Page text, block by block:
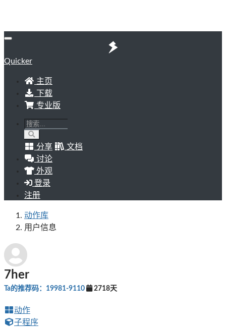
Quicker
主页
下载
专业版
分享
文档
讨论
外观
登录
注册
动作库
用户信息
7her
Ta的推荐码：19981-9110 2718天
动作
子程序